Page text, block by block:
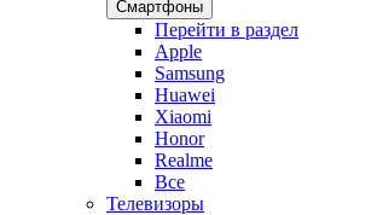
Смартфоны
Перейти в раздел
Apple
Samsung
Huawei
Xiaomi
Honor
Realme
Все
Телевизоры